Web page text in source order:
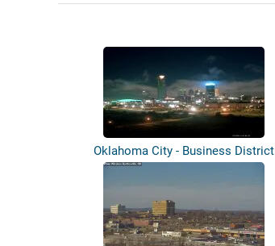
Oklahoma City - Business District